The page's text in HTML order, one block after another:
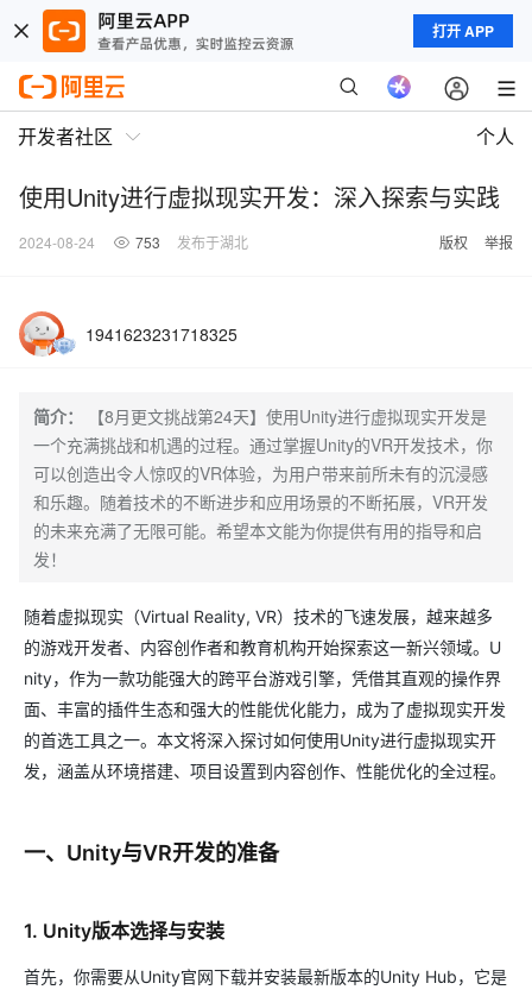
打开 APP
开发者社区 个人
使用Unity进行虚拟现实开发：深入探索与实践
2024-08-24 753 发布于湖北 版权 举报
1941623231718325
简介：
【8月更文挑战第24天】使用Unity进行虚拟现实开发是
一个充满挑战和机遇的过程。通过掌握Unity的VR开发技术，你
可以创造出令人惊叹的VR体验，为用户带来前所未有的沉浸感
和乐趣。随着技术的不断进步和应用场景的不断拓展，VR开发
的未来充满了无限可能。希望本文能为你提供有用的指导和启
发！
随着虚拟现实（Virtual Reality, VR）技术的飞速发展，越来越多
的游戏开发者、内容创作者和教育机构开始探索这一新兴领域。U
nity，作为一款功能强大的跨平台游戏引擎，凭借其直观的操作界
面、丰富的插件生态和强大的性能优化能力，成为了虚拟现实开发
的首选工具之一。本文将深入探讨如何使用Unity进行虚拟现实开
发，涵盖从环境搭建、项目设置到内容创作、性能优化的全过程。
一、Unity与VR开发的准备
1. Unity版本选择与安装
首先，你需要从Unity官网下载并安装最新版本的Unity Hub，它是